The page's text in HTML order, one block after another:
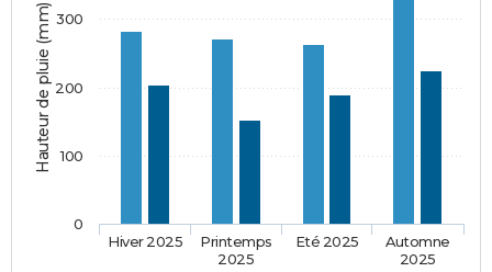
Hauteur de pluie (mm)
Hiver 2025
Printemps
2025
Eté 2025
Automne
2025
0
100
200
300